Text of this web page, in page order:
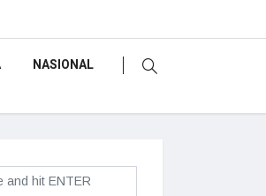
NASIONAL